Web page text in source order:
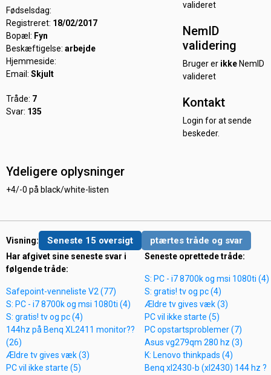
Fødselsdag:
Registreret: 18/02/2017
Bopæl: Fyn
Beskæftigelse: arbejde
Hjemmeside:
Email: Skjult
Tråde: 7
Svar: 135
valideret
NemID
validering
Bruger er ikkeNemID
valideret
Kontakt
Login for at sende
beskeder.
Ydeligere oplysninger
+4/-0 på black/white-listen
Visning: Seneste 15 oversigt ptærtes tråde og svar
Har afgivet sine seneste svar i
følgende tråde:
Safepoint-venneliste V2 (77)
S: PC - i7 8700k og msi 1080ti (4)
S: gratis! tv og pc (4)
144hz på Benq XL2411 monitor??
(26)
Ældre tv gives væk (3)
PC vil ikke starte (5)
Seneste oprettede tråde:
S: PC - i7 8700k og msi 1080ti (4)
S: gratis! tv og pc (4)
Ældre tv gives væk (3)
PC vil ikke starte (5)
PC opstartsproblemer (7)
Asus vg279qm 280 hz (3)
K: Lenovo thinkpads (4)
Benq xl2430-b (xl2430) 144 hz ?